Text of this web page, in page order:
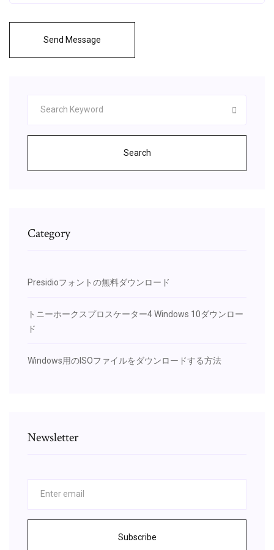
Send Message
Search
Category
Presidioフォントの無料ダウンロード
トニーホークスプロスケーター4 Windows 10ダウンロー
ド
Windows用のISOファイルをダウンロードする方法
Newsletter
Subscribe